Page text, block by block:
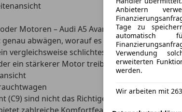
Anbietern
Tage zu
Verwendung
erweiterten
werden.
Wir arbeiten mit
Motoren – Audi A5 Avant und der A6
abwägen, worauf es ihnen wirklich
vergleichsweise schlichtes
ein stärkerer Motor treiben den Preis
(C9) sind nicht das Richtige für dich?
Dann